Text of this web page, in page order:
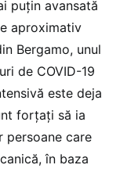
puțin avansată
aproximativ
Bergamo, unul
de COVID-19
este deja
forțați să ia
persoane care
în baza